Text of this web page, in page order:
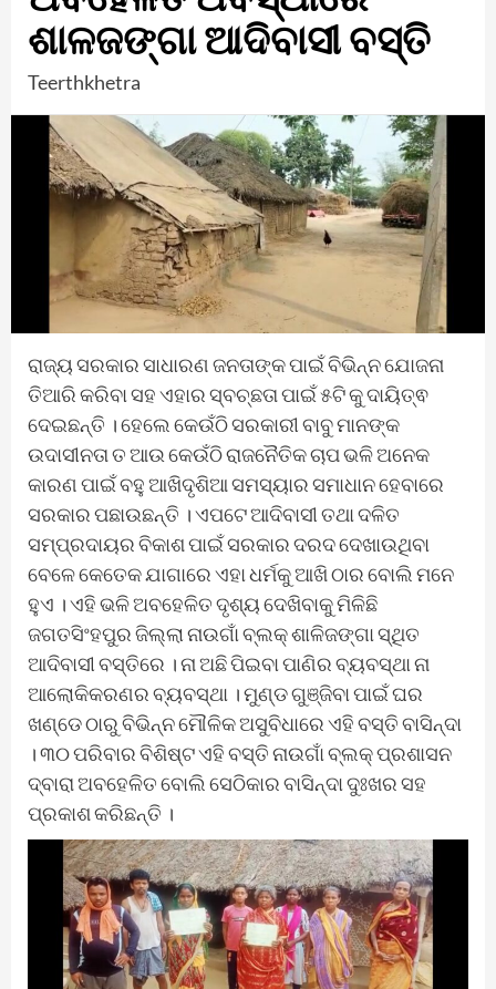
ଶାଳଜଙ୍ଗା ଆଦିବାସୀ ବସ୍ତି
Teerthkhetra
ରାଜ୍ୟ ସରକାର ସାଧାରଣ ଜନତାଙ୍କ ପାଇଁ ବିଭିନ୍ନ ଯୋଜନା
ତିଆରି କରିବା ସହ ଏହାର ସ୍ବଚ୍ଛତା ପାଇଁ ୫ଟି କୁ ଦାୟିତ୍ଵ
ଦେଇଛନ୍ତି । ହେଲେ କେଉଁଠି ସରକାରୀ ବାବୁ ମାନଙ୍କ
ଉଦାସୀନତା ତ ଆଉ କେଉଁଠି ରାଜନୈତିକ ଚାପ ଭଳି ଅନେକ
କାରଣ ପାଇଁ ବହୁ ଆଖିଦୃଶିଆ ସମସ୍ୟାର ସମାଧାନ ହେବାରେ
ସରକାର ପଛାଉଛନ୍ତି । ଏପଟେ ଆଦିବାସୀ ତଥା ଦଳିତ
ସମ୍ପ୍ରଦାୟର ବିକାଶ ପାଇଁ ସରକାର ଦରଦ ଦେଖାଉଥିବା
ବେଳେ କେତେକ ଯାଗାରେ ଏହା ଧର୍ମକୁ ଆଖି ଠାର ବୋଲି ମନେ
ହୁଏ । ଏହି ଭଳି ଅବହେଳିତ ଦୃଶ୍ୟ ଦେଖିବାକୁ ମିଳିଛି
ଜଗତସିଂହପୁର ଜିଲ୍ଲା ନାଉଗାଁ ବ୍ଲକ୍ ଶାଳିଜଙ୍ଗା ସ୍ଥିତ
ଆଦିବାସୀ ବସ୍ତିରେ । ନା ଅଛି ପିଇବା ପାଣିର ବ୍ୟବସ୍ଥା ନା
ଆଲୋକିକରଣର ବ୍ୟବସ୍ଥା । ମୁଣ୍ଡ ଗୁଞ୍ଜିବା ପାଇଁ ଘର
ଖଣ୍ଡେ ଠାରୁ ବିଭିନ୍ନ ମୌଳିକ ଅସୁବିଧାରେ ଏହି ବସ୍ତି ବାସିନ୍ଦା
। ୩୦ ପରିବାର ବିଶିଷ୍ଟ ଏହି ବସ୍ତି ନାଉଗାଁ ବ୍ଲକ୍ ପ୍ରଶାସନ
ଦ୍ବାରା ଅବହେଳିତ ବୋଲି ସେଠିକାର ବାସିନ୍ଦା ଦୁଃଖର ସହ
ପ୍ରକାଶ କରିଛନ୍ତି ।